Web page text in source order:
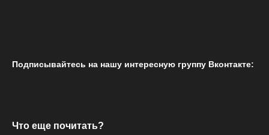
Подписывайтесь на нашу интересную группу Вконтакте:
Что еще почитать?